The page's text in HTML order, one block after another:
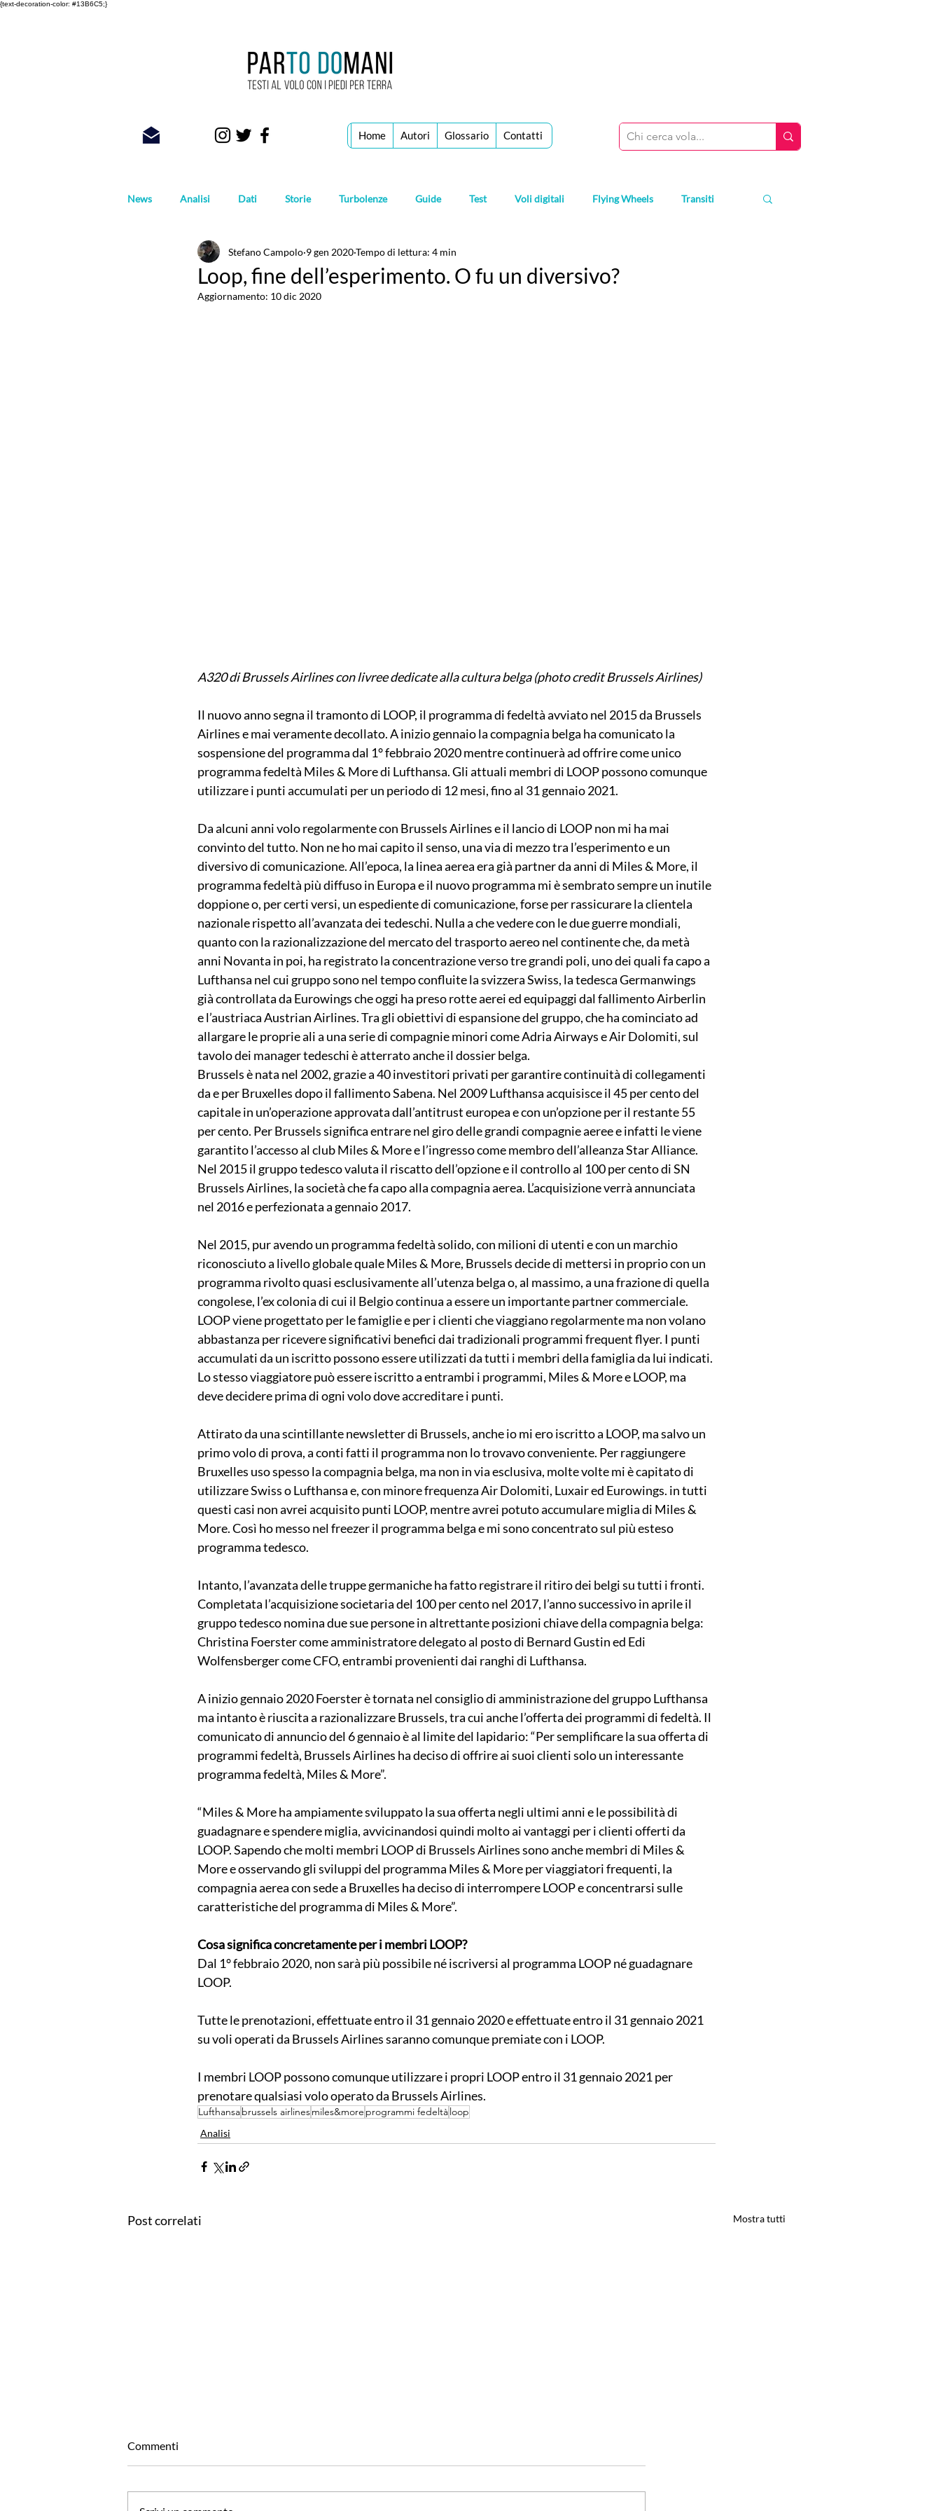
{text-decoration-color: #13B6C5;}
Home Autori Glossario Contatti
News Analisi Dati Storie Turbolenze Guide Test Voli digitali Flying Wheels Transiti
Loop, fine dell’esperimento. O fu un diversivo?
Stefano Campolo 9 gen 2020Tempo di lettura: 4 min
Aggiornamento: 10 dic 2020
A320 di Brussels Airlines con livree dedicate alla cultura belga (photo credit Brussels Airlines)
Il nuovo anno segna il tramonto di LOOP, il programma di fedeltà avviato nel 2015 da Brussels
Airlines e mai veramente decollato. A inizio gennaio la compagnia belga ha comunicato la
sospensione del programma dal 1° febbraio 2020 mentre continuerà ad offrire come unico
programma fedeltà Miles & More di Lufthansa. Gli attuali membri di LOOP possono comunque
utilizzare i punti accumulati per un periodo di 12 mesi, fino al 31 gennaio 2021.
Da alcuni anni volo regolarmente con Brussels Airlines e il lancio di LOOP non mi ha mai
convinto del tutto. Non ne ho mai capito il senso, una via di mezzo tra l’esperimento e un
diversivo di comunicazione. All’epoca, la linea aerea era già partner da anni di Miles & More, il
programma fedeltà più diffuso in Europa e il nuovo programma mi è sembrato sempre un inutile
doppione o, per certi versi, un espediente di comunicazione, forse per rassicurare la clientela
nazionale rispetto all’avanzata dei tedeschi. Nulla a che vedere con le due guerre mondiali,
quanto con la razionalizzazione del mercato del trasporto aereo nel continente che, da metà
anni Novanta in poi, ha registrato la concentrazione verso tre grandi poli, uno dei quali fa capo a
Lufthansa nel cui gruppo sono nel tempo confluite la svizzera Swiss, la tedesca Germanwings
già controllata da Eurowings che oggi ha preso rotte aerei ed equipaggi dal fallimento Airberlin
e l’austriaca Austrian Airlines. Tra gli obiettivi di espansione del gruppo, che ha cominciato ad
allargare le proprie ali a una serie di compagnie minori come Adria Airways e Air Dolomiti, sul
tavolo dei manager tedeschi è atterrato anche il dossier belga.
Brussels è nata nel 2002, grazie a 40 investitori privati per garantire continuità di collegamenti
da e per Bruxelles dopo il fallimento Sabena. Nel 2009 Lufthansa acquisisce il 45 per cento del
capitale in un’operazione approvata dall’antitrust europea e con un’opzione per il restante 55
per cento. Per Brussels significa entrare nel giro delle grandi compagnie aeree e infatti le viene
garantito l’accesso al club Miles & More e l’ingresso come membro dell’alleanza Star Alliance.
Nel 2015 il gruppo tedesco valuta il riscatto dell’opzione e il controllo al 100 per cento di SN
Brussels Airlines, la società che fa capo alla compagnia aerea. L’acquisizione verrà annunciata
nel 2016 e perfezionata a gennaio 2017.
Nel 2015, pur avendo un programma fedeltà solido, con milioni di utenti e con un marchio
riconosciuto a livello globale quale Miles & More, Brussels decide di mettersi in proprio con un
programma rivolto quasi esclusivamente all’utenza belga o, al massimo, a una frazione di quella
congolese, l’ex colonia di cui il Belgio continua a essere un importante partner commerciale.
LOOP viene progettato per le famiglie e per i clienti che viaggiano regolarmente ma non volano
abbastanza per ricevere significativi benefici dai tradizionali programmi frequent flyer. I punti
accumulati da un iscritto possono essere utilizzati da tutti i membri della famiglia da lui indicati.
Lo stesso viaggiatore può essere iscritto a entrambi i programmi, Miles & More e LOOP, ma
deve decidere prima di ogni volo dove accreditare i punti.
Attirato da una scintillante newsletter di Brussels, anche io mi ero iscritto a LOOP, ma salvo un
primo volo di prova, a conti fatti il programma non lo trovavo conveniente. Per raggiungere
Bruxelles uso spesso la compagnia belga, ma non in via esclusiva, molte volte mi è capitato di
utilizzare Swiss o Lufthansa e, con minore frequenza Air Dolomiti, Luxair ed Eurowings. in tutti
questi casi non avrei acquisito punti LOOP, mentre avrei potuto accumulare miglia di Miles &
More. Così ho messo nel freezer il programma belga e mi sono concentrato sul più esteso
programma tedesco.
Intanto, l’avanzata delle truppe germaniche ha fatto registrare il ritiro dei belgi su tutti i fronti.
Completata l’acquisizione societaria del 100 per cento nel 2017, l’anno successivo in aprile il
gruppo tedesco nomina due sue persone in altrettante posizioni chiave della compagnia belga:
Christina Foerster come amministratore delegato al posto di Bernard Gustin ed Edi
Wolfensberger come CFO, entrambi provenienti dai ranghi di Lufthansa.
A inizio gennaio 2020 Foerster è tornata nel consiglio di amministrazione del gruppo Lufthansa
ma intanto è riuscita a razionalizzare Brussels, tra cui anche l’offerta dei programmi di fedeltà. Il
comunicato di annuncio del 6 gennaio è al limite del lapidario: “Per semplificare la sua offerta di
programmi fedeltà, Brussels Airlines ha deciso di offrire ai suoi clienti solo un interessante
programma fedeltà, Miles & More”.
“Miles & More ha ampiamente sviluppato la sua offerta negli ultimi anni e le possibilità di
guadagnare e spendere miglia, avvicinandosi quindi molto ai vantaggi per i clienti offerti da
LOOP. Sapendo che molti membri LOOP di Brussels Airlines sono anche membri di Miles &
More e osservando gli sviluppi del programma Miles & More per viaggiatori frequenti, la
compagnia aerea con sede a Bruxelles ha deciso di interrompere LOOP e concentrarsi sulle
caratteristiche del programma di Miles & More”.
Cosa significa concretamente per i membri LOOP?
Dal 1° febbraio 2020, non sarà più possibile né iscriversi al programma LOOP né guadagnare
LOOP.
Tutte le prenotazioni, effettuate entro il 31 gennaio 2020 e effettuate entro il 31 gennaio 2021
su voli operati da Brussels Airlines saranno comunque premiate con i LOOP.
I membri LOOP possono comunque utilizzare i propri LOOP entro il 31 gennaio 2021 per
prenotare qualsiasi volo operato da Brussels Airlines.
Lufthansabrussels airlinesmiles&more programmi fedeltàloop
Analisi
Post correlati Mostra tutti
Commenti